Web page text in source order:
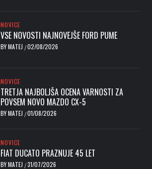
NOVICE
VSE NOVOSTI NAJNOVEJŠE FORD PUME
BYMATEJ /02/08/2026
NOVICE
TRETJA NAJBOLJŠA OCENA VARNOSTI ZA
POVSEM NOVO MAZDO CX-5
BYMATEJ /01/08/2026
NOVICE
FIAT DUCATO PRAZNUJE 45 LET
BYMATEJ /31/07/2026